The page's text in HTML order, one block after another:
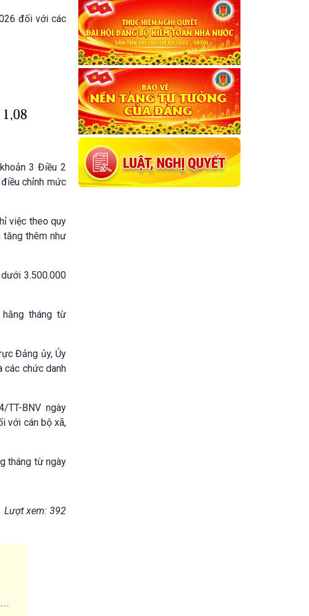
đối với các
3 Điều 2
chỉnh mức
việc theo quy
thêm như
3.500.000
tháng từ
Đảng ủy, Ủy
các chức danh
BNV ngày
với cán bộ xã,
tháng từ ngày
Lượt xem: 392